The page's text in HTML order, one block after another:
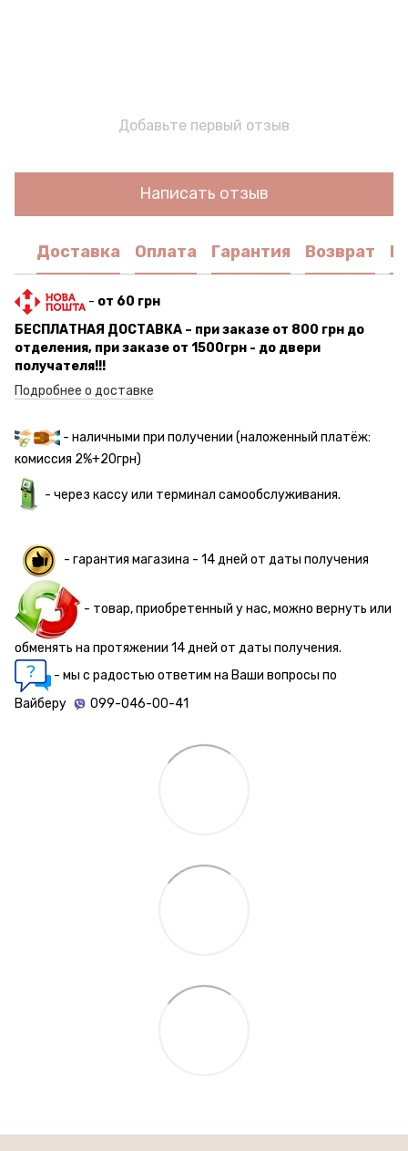
Добавьте первый отзыв
Написать отзыв
Доставка Оплата Гарантия Возврат
- от 60 грн
БЕСПЛАТНАЯ ДОСТАВКА – при заказе от 800 грн до
отделения, при заказе от 1500грн - до двери
получателя!!!
Подробнее о доставке
- наличными при получении (наложенный платёж:
комиссия 2%+20грн)
- через кассу или терминал самообслуживания.
- гарантия магазина - 14 дней от даты получения
- товар, приобретенный у нас, можно вернуть или
обменять на протяжении 14 дней от даты получения.
- мы с радостью ответим на Ваши вопросы по
Вайберу
099-046-00-41